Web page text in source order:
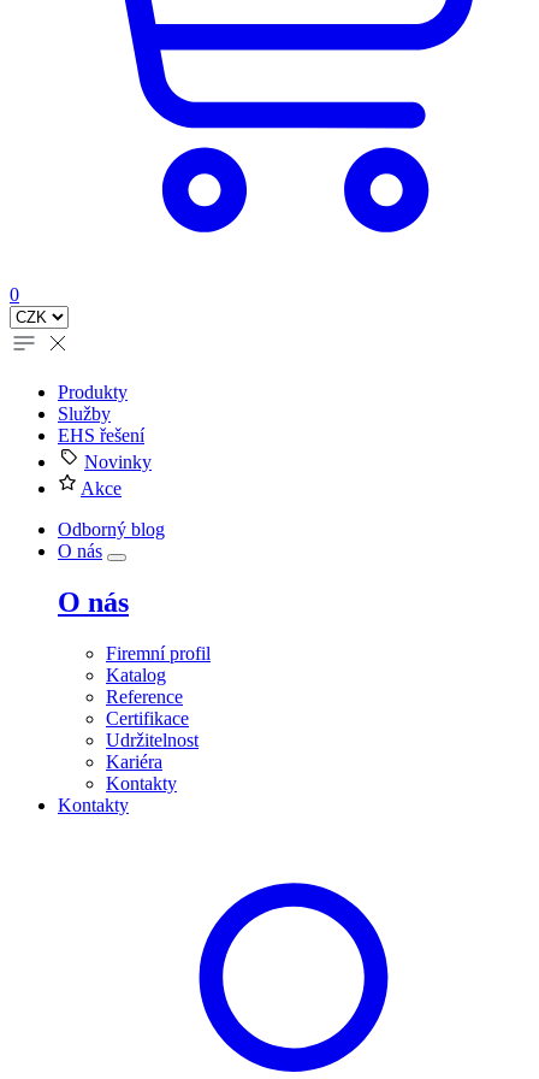
0
Produkty
Služby
EHS řešení
Novinky
Akce
Odborný blog
O nás
O nás
Firemní profil
Katalog
Reference
Certifikace
Udržitelnost
Kariéra
Kontakty
Kontakty